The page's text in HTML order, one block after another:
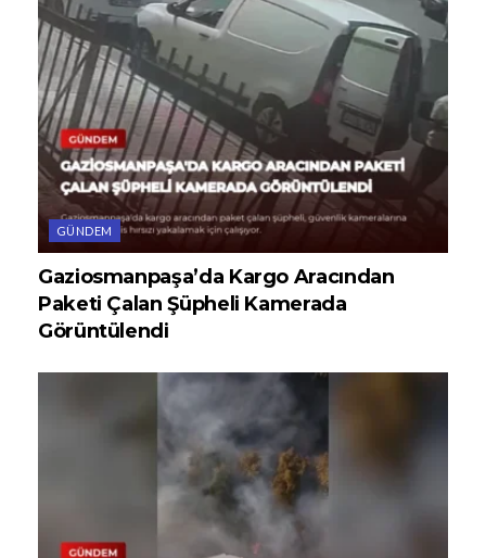
GÜNDEM
Gaziosmanpaşa’da Kargo Aracından
Paketi Çalan Şüpheli Kamerada
Görüntülendi